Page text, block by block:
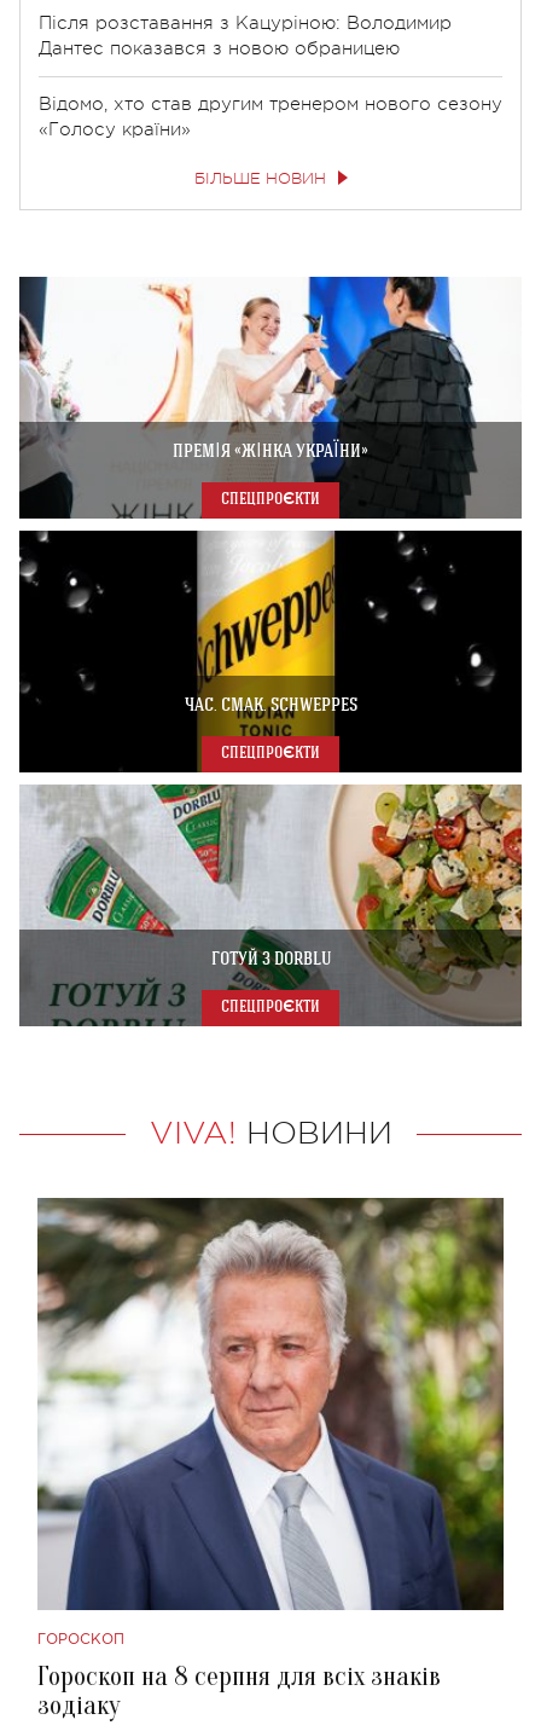
Після розставання з Кацуріною: Володимир
Дантес показався з новою обраницею
Відомо, хто став другим тренером нового сезону
«Голосу країни»
БІЛЬШЕ НОВИН
ПРЕМІЯ «ЖІНКА УКРАЇНИ»
СПЕЦПРОЄКТИ
ЧАС. СМАК. SCHWEPPES
СПЕЦПРОЄКТИ
ГОТУЙ З DORBLU
СПЕЦПРОЄКТИ
VIVA! НОВИНИ
ГОРОСКОП
Гороскоп на 8 серпня для всіх знаків
зодіаку